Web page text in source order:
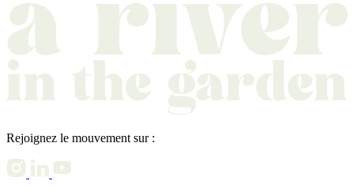
Rejoignez le mouvement sur :